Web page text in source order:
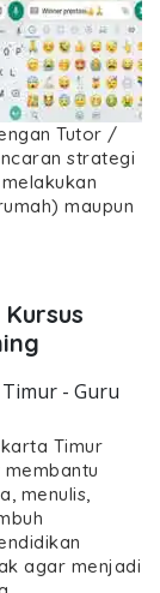
Tutor /
strategi
maupun
- Guru
Timur
menulis,
agar menjadi